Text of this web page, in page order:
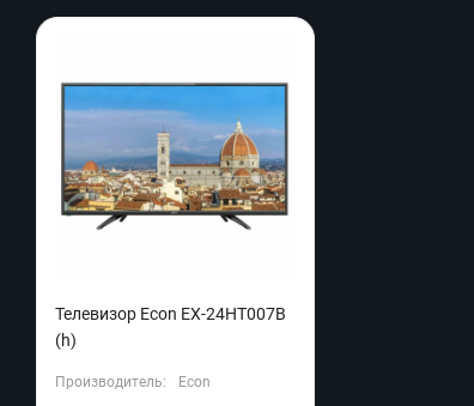
Телевизор Econ EX-24HT007B
(h)
Производитель: Econ